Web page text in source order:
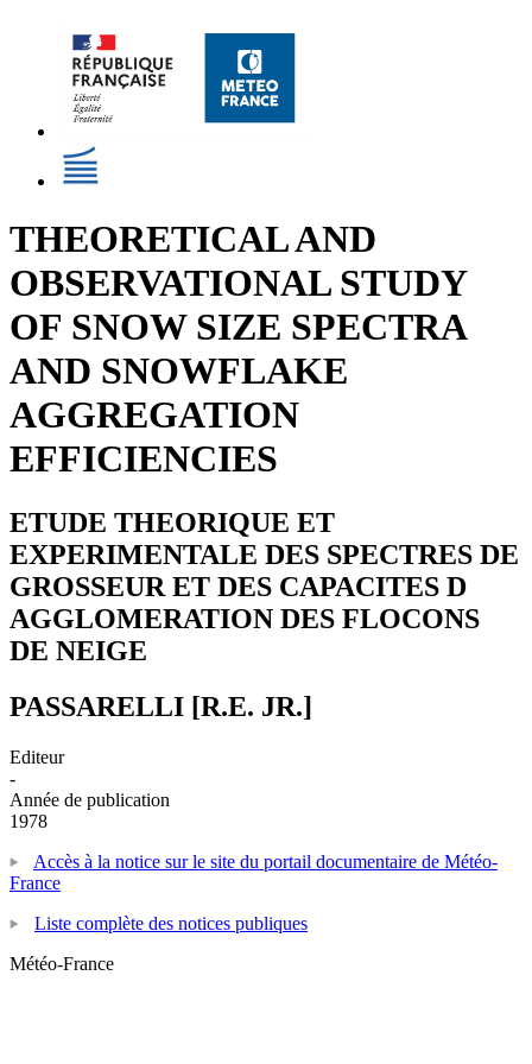
THEORETICAL AND
OBSERVATIONAL STUDY
OF SNOW SIZE SPECTRA
AND SNOWFLAKE
AGGREGATION
EFFICIENCIES
ETUDE THEORIQUE ET
EXPERIMENTALE DES SPECTRES DE
GROSSEUR ET DES CAPACITES D
AGGLOMERATION DES FLOCONS
DE NEIGE
PASSARELLI [R.E. JR.]
Editeur
-
Année de publication
1978
Accès à la notice sur le site du portail documentaire de Météo-
France
Liste complète des notices publiques
Météo-France